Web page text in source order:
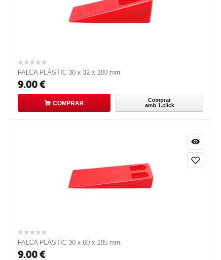
FALCA PLÀSTIC 30 x 32 x 100 mm.
9.00€
COMPRAR
Comprar
amb 1.click
FALCA PLÀSTIC 30 x 60 x 195 mm.
9.00€